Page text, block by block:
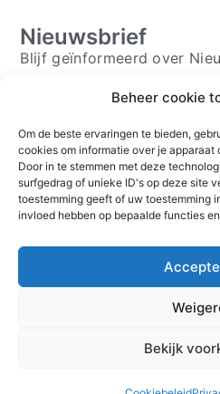
Beheer cookie
Om de beste ervaringen te bieden,
cookies om informatie over je apparaat
Door in te stemmen met deze
surfgedrag of unieke ID's op deze site
toestemming geeft of uw toestemming
invloed hebben op bepaalde functies
Bekijk
Nieuwsbrief
Blijf geïnformeerd over
Schrijf je in ⟶
Volg mij
Contact
Plan direct een afspraak
© Homeopathie